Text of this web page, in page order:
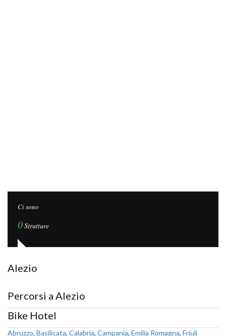
Ci sono
0Strutture
Alezio
Percorsi a Alezio
Bike Hotel
Abruzzo, Basilicata, Calabria, Campania, Emilia Romagna, Friuli